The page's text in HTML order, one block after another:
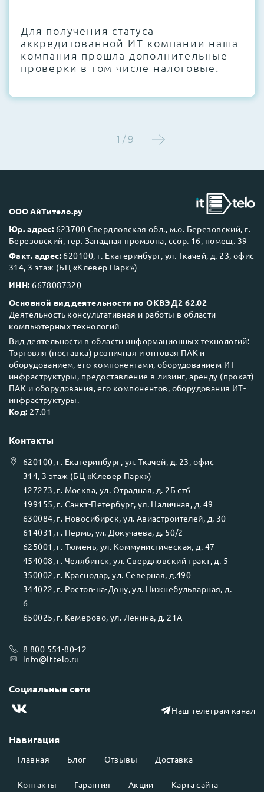
Этап 4:Стресс-тестирование под 100%
нагрузкой в течение 72 часов для
проверки стабильности всех подсистем
Next Business Day (NBD)
Для получения статуса
аккредитованной ИТ-компании наша
компания прошла дополнительные
проверки в том числе налоговые.
1 / 9
ООО АйТитело.ру
Юр. адрес: 623700 Свердловская обл., м.о. Березовский, г.
Березовский, тер. Западная промзона, ссор. 16, помещ. 39
Факт. адрес: 620100, г. Екатеринбург, ул. Ткачей, д. 23, офис
314, 3 этаж (БЦ «Клевер Парк»)
ИНН: 6678087320
Основной вид деятельности по ОКВЭД2 62.02
Деятельность консультативная и работы в области
компьютерных технологий
Вид деятельности в области информационных технологий:
Торговля (поставка) розничная и оптовая ПАК и
оборудованием, его компонентами, оборудованием ИТ-
инфраструктуры, предоставление в лизинг, аренду (прокат)
ПАК и оборудования, его компонентов, оборудования ИТ-
инфраструктуры.
Код: 27.01
Навигация
Главная Блог Отзывы Доставка
Контакты Гарантия Акции Карта сайта
Контакты
620100, г. Екатеринбург, ул.Ткачей, д. 23, офис
314, 3 этаж (БЦ «Клевер Парк»)
127273, г. Москва, ул. Отрадная, д. 2Б ст6
199155, г. Санкт-Петербург, ул. Наличная, д. 49
630084, г. Новосибирск, ул. Авиастроителей, д. 30
614031 , г. Пермь, ул. Докучаева, д. 50/2
625001 , г. Тюмень, ул. Коммунистическая, д. 47
454008, г. Челябинск, ул. Свердловский тракт, д. 5
350002, г. Краснодар, ул. Северная, д.490
344022, г. Ростов-на-Дону, ул. Нижнебульварная, д.
6
650025, г. Кемерово, ул. Ленина, д. 21А
8 800 551-80-12
info@ittelo.ru
Социальные сети
Наш телеграм канал